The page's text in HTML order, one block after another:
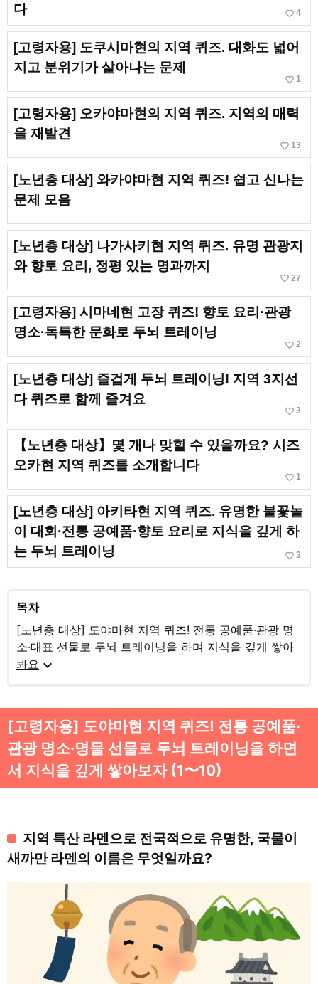
다
favorite_border 4
[고령자용] 도쿠시마현의 지역 퀴즈. 대화도 넓어
지고 분위기가 살아나는 문제
favorite_border 1
[고령자용] 오카야마현의 지역 퀴즈. 지역의 매력
을 재발견
favorite_border 13
[노년층 대상] 와카야마현 지역 퀴즈! 쉽고 신나는
문제 모음
[노년층 대상] 나가사키현 지역 퀴즈. 유명 관광지
와 향토 요리, 정평 있는 명과까지
favorite_border 27
[고령자용] 시마네현 고장 퀴즈! 향토 요리·관광
명소·독특한 문화로 두뇌 트레이닝
favorite_border 2
[노년층 대상] 즐겁게 두뇌 트레이닝! 지역 3지선
다 퀴즈로 함께 즐겨요
favorite_border 3
【노년층 대상】몇 개나 맞힐 수 있을까요? 시즈
오카현 지역 퀴즈를 소개합니다
favorite_border 1
[노년층 대상] 아키타현 지역 퀴즈. 유명한 불꽃놀
이 대회·전통 공예품·향토 요리로 지식을 깊게 하
는 두뇌 트레이닝
favorite_border 3
목차
[노년층 대상] 도야마현 지역 퀴즈! 전통 공예품·관광 명
소·대표 선물로 두뇌 트레이닝을 하며 지식을 깊게 쌓아
봐요 expand_more
[고령자용] 도야마현 지역 퀴즈! 전통 공예품·
관광 명소·명물 선물로 두뇌 트레이닝을 하면
서 지식을 깊게 쌓아보자 (1〜10)
지역 특산 라멘으로 전국적으로 유명한, 국물이
새까만 라멘의 이름은 무엇일까요?